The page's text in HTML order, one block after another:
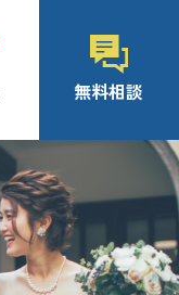
無料相談